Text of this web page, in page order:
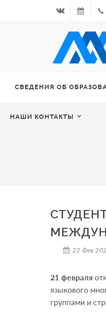
Вконтакте07.08.2026
- Чётная
+7
964
СВЕДЕНИЯ ОБ
НАШИ КОНТАКТЫ
22 Фев
21 февраля
языкового
группами и